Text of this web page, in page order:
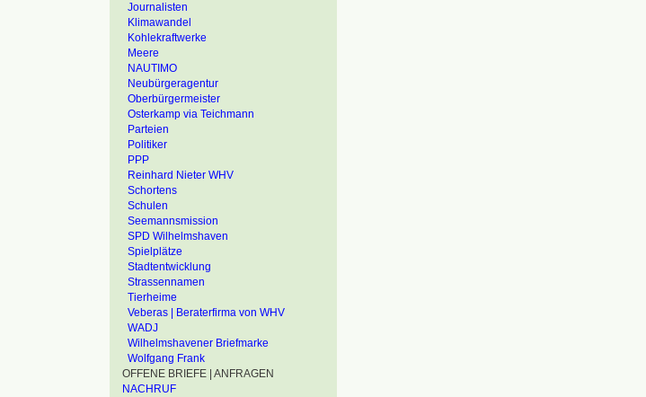
Journalisten
Klimawandel
Kohlekraftwerke
Meere
NAUTIMO
Neubürgeragentur
Oberbürgermeister
Osterkamp via Teichmann
Parteien
Politiker
PPP
Reinhard Nieter WHV
Schortens
Schulen
Seemannsmission
SPD Wilhelmshaven
Spielplätze
Stadtentwicklung
Strassennamen
Tierheime
Veberas | Beraterfirma von WHV
WADJ
Wilhelmshavener Briefmarke
Wolfgang Frank
OFFENE BRIEFE | ANFRAGEN
NACHRUF